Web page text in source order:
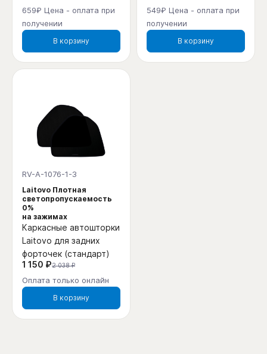
659₽ Цена - оплата при
получении
В корзину
549₽ Цена - оплата при
получении
В корзину
RV-A-1076-1-3
Laitovo Плотная
светопропускаемость
0%
на зажимах
Каркасные автошторки
Laitovo для задних
форточек (стандарт)
1 150 ₽2 038 ₽
Оплата только онлайн
В корзину